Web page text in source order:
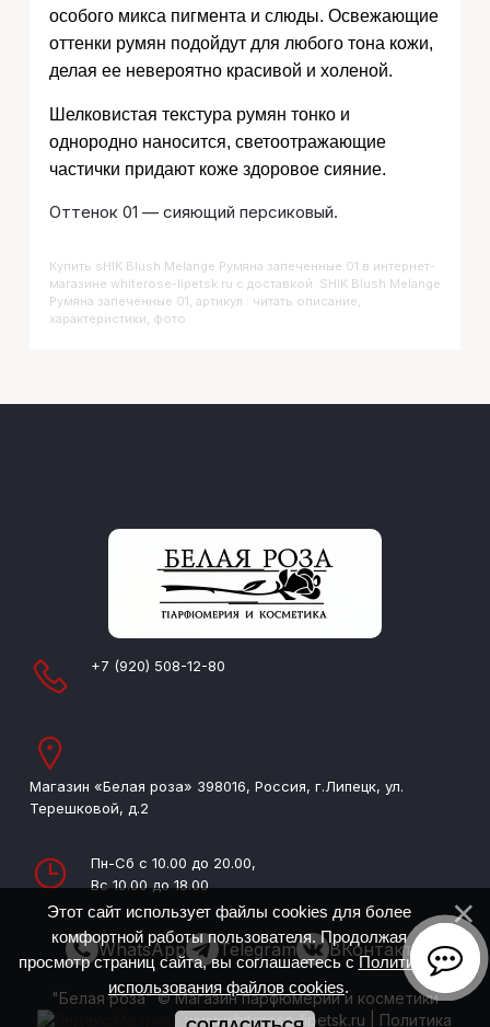
особого микса пигмента и слюды. Освежающие
оттенки румян подойдут для любого тона кожи,
делая ее невероятно красивой и холеной.
Шелковистая текстура румян тонко и
однородно наносится, светоотражающие
частички придают коже здоровое сияние.
Оттенок 01 — сияющий персиковый.
Купить SHIK Blush Melange Румяна запеченные 01 в интернет-
магазине whiterose-lipetsk.ru с доставкой. SHIK Blush Melange
Румяна запеченные 01, артикул : читать описание,
характеристики, фото
+7 (920) 508-12-80
Магазин «Белая роза» 398016, Россия, г.Липецк, ул.
Терешковой, д.2
Пн-Сб с 10.00 до 20.00,
Вс 10.00 до 18.00
WhatsApp Telegram ВКонтакте
"Белая роза" © Магазин парфюмерии и косметики
www.whiterose-lipetsk.ru
Политика
Этот сайт использует файлы cookies для более
комфортной работы пользователя. Продолжая
просмотр страниц сайта, вы соглашаетесь сПолитикой
использования файлов cookies.